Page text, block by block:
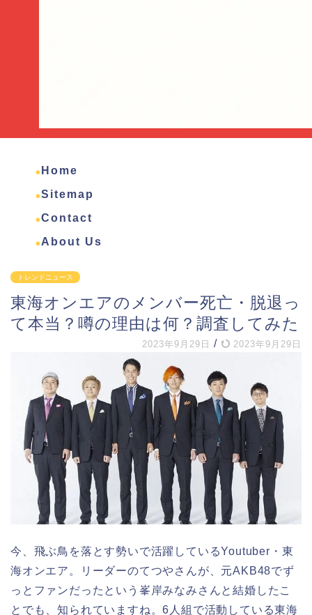
Home
Sitemap
Contact
About Us
トレンドニュース
東海オンエアのメンバー死亡・脱退っ
て本当？噂の理由は何？調査してみた
2023年9月29日 / 2023年9月29日
今、飛ぶ鳥を落とす勢いで活躍しているYoutuber・東
海オンエア。リーダーのてつやさんが、元AKB48でず
っとファンだったという峯岸みなみさんと結婚したこ
とでも、知られていますね。6人組で活動している東海